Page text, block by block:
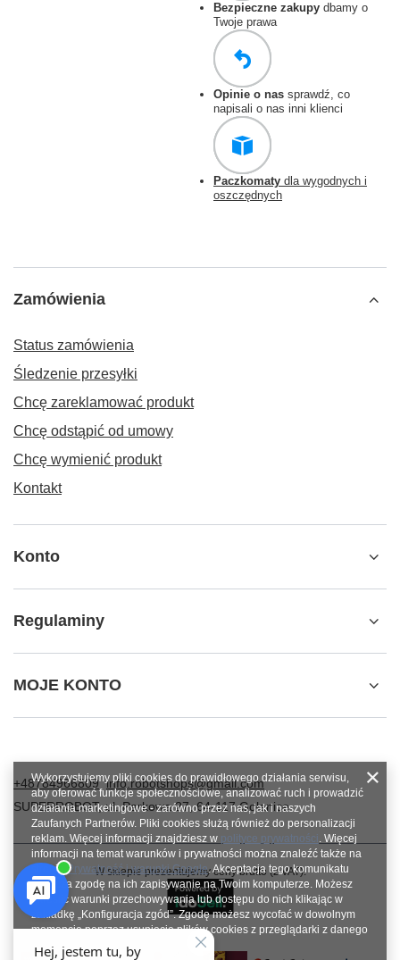
Bezpieczne zakupy dbamy o
Twoje prawa
Opinie o nas sprawdź, co
napisali o nas inni klienci
Paczkomaty dla wygodnych i
oszczędnych
Zamówienia
Status zamówienia
Śledzenie przesyłki
Chcę zareklamować produkt
Chcę odstąpić od umowy
Chcę wymienić produkt
Kontakt
Konto
Regulaminy
MOJE KONTO
+48784966809 info.robotshops@gmail.com
SUPERROBOT,ul. Parkowa 27,64-117Gołanice
W sklepie prezentujemy ceny brutto (z VAT).
Wykorzystujemy pliki cookies do prawidłowego działania serwisu,
aby oferować funkcje społecznościowe, analizować ruch i prowadzić
działania marketingowe - zarówno przez nas, jak i naszych
Zaufanych Partnerów. Pliki cookies służą również do personalizacji
reklam. Więcej informacji znajdziesz w polityce prywatności. Więcej
informacji na temat warunków i prywatności można znaleźć także na
stronie Prywatność i warunki Google. Akceptacja tego komunikatu
oznacza zgodę na ich zapisywanie na Twoim komputerze. Możesz
określić warunki przechowywania lub dostępu do nich klikając w
zakładkę „Konfiguracja zgód”. Zgodę możesz wycofać w dowolnym
momencie poprzez usunięcie plików cookies z przeglądarki z danego
urządzenia końcowego.